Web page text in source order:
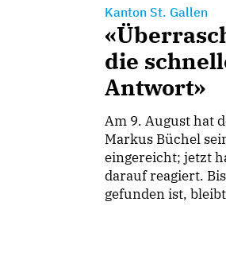
Kanton St. Gallen
die
Antwort»
Am 9. August hat
Markus Büchel
eingereicht; jetzt
darauf reagiert.
gefunden ist,